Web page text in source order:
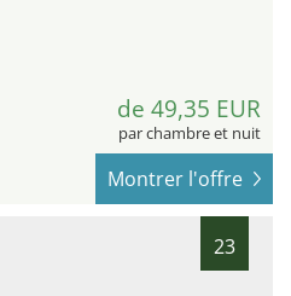
de 49,35 EUR
par chambre et nuit
Montrer l'offre
23